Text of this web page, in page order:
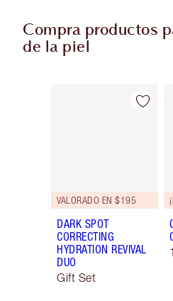
Compra productos
de la piel
Artículo 1 de
VALORADO EN $195
DARK SPOT
CORRECTING
HYDRATION REVIVAL
DUO
Gift Set